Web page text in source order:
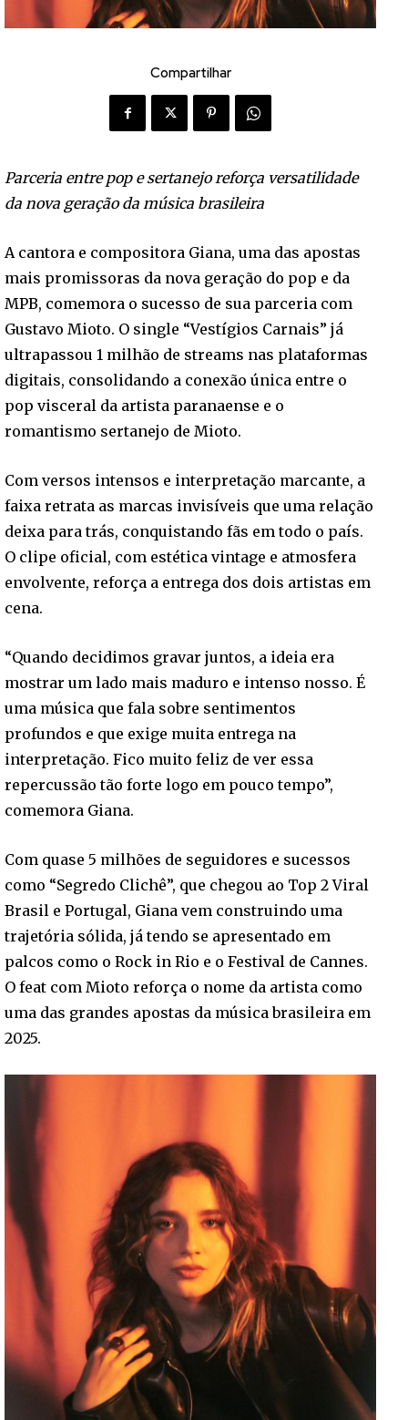
Compartilhar
Parceria entre pop e sertanejo reforça versatilidade
da nova geração da música brasileira
A cantora e compositora Giana, uma das apostas
mais promissoras da nova geração do pop e da
MPB, comemora o sucesso de sua parceria com
Gustavo Mioto. O single “Vestígios Carnais” já
ultrapassou 1 milhão de streams nas plataformas
digitais, consolidando a conexão única entre o
pop visceral da artista paranaense e o
romantismo sertanejo de Mioto.
Com versos intensos e interpretação marcante, a
faixa retrata as marcas invisíveis que uma relação
deixa para trás, conquistando fãs em todo o país.
O clipe oficial, com estética vintage e atmosfera
envolvente, reforça a entrega dos dois artistas em
cena.
“Quando decidimos gravar juntos, a ideia era
mostrar um lado mais maduro e intenso nosso. É
uma música que fala sobre sentimentos
profundos e que exige muita entrega na
interpretação. Fico muito feliz de ver essa
repercussão tão forte logo em pouco tempo”,
comemora Giana.
Com quase 5 milhões de seguidores e sucessos
como “Segredo Clichê”, que chegou ao Top 2 Viral
Brasil e Portugal, Giana vem construindo uma
trajetória sólida, já tendo se apresentado em
palcos como o Rock in Rio e o Festival de Cannes.
O feat com Mioto reforça o nome da artista como
uma das grandes apostas da música brasileira em
2025.